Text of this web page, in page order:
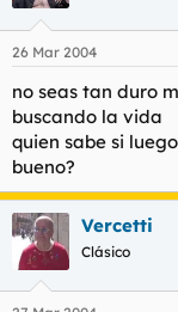
26 Mar 2004
no seas tan duro
buscando la vida
quien sabe si
bueno?
Vercetti
Clásico